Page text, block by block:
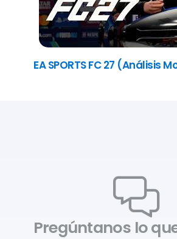
EA SPORTS FC 27 (Análisis
Pregúntanos lo